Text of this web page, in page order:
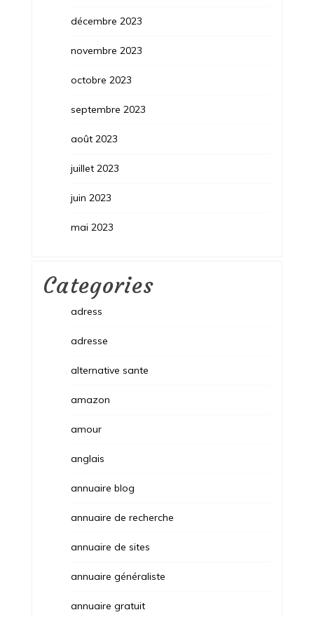
décembre 2023
novembre 2023
octobre 2023
septembre 2023
août 2023
juillet 2023
juin 2023
mai 2023
Categories
adress
adresse
alternative sante
amazon
amour
anglais
annuaire blog
annuaire de recherche
annuaire de sites
annuaire généraliste
annuaire gratuit